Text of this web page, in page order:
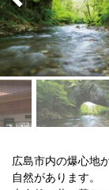
広島市内の爆心地
自然があります。